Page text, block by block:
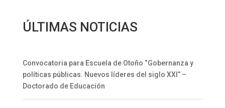
ÚLTIMAS NOTICIAS
Convocatoria para Escuela de Otoño “Gobernanza y
políticas públicas. Nuevos líderes del siglo XXI” –
Doctorado de Educación